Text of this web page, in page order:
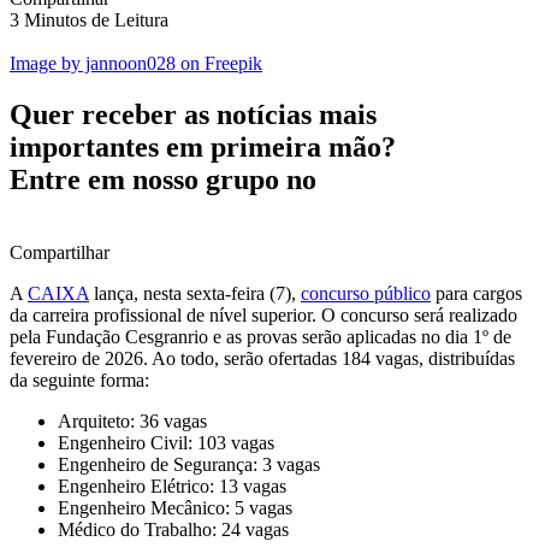
3 Minutos de Leitura
Image by jannoon028 on Freepik
Quer receber as notícias mais
importantes em primeira mão?
Entre em nosso grupo no
Compartilhar
A CAIXA lança, nesta sexta-feira (7), concurso público para cargos
da carreira profissional de nível superior. O concurso será realizado
pela Fundação Cesgranrio e as provas serão aplicadas no dia 1º de
fevereiro de 2026. Ao todo, serão ofertadas 184 vagas, distribuídas
da seguinte forma:
Arquiteto: 36 vagas
Engenheiro Civil: 103 vagas
Engenheiro de Segurança: 3 vagas
Engenheiro Elétrico: 13 vagas
Engenheiro Mecânico: 5 vagas
Médico do Trabalho: 24 vagas